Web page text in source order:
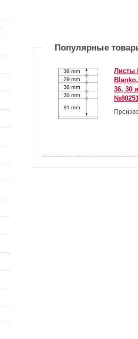
Популярные
Листы
36, 30